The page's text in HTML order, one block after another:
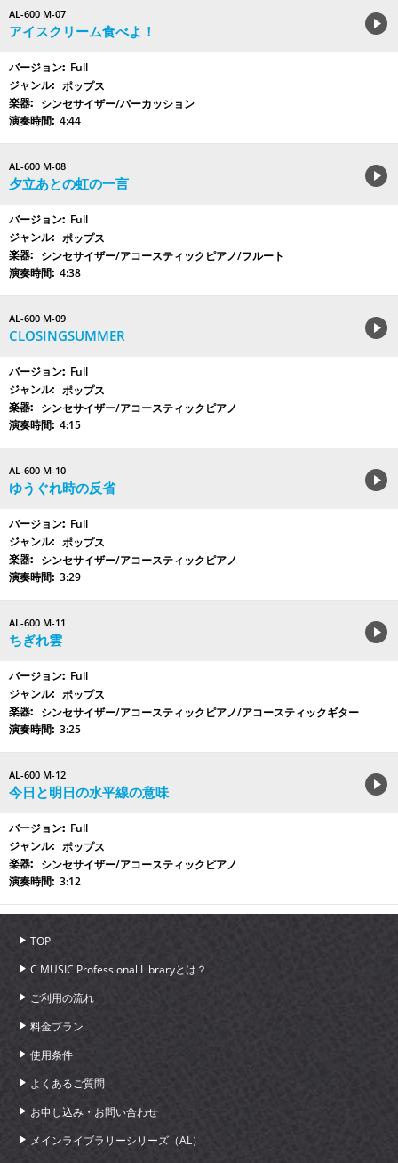
AL-600 M-07
アイスクリーム食べよ！
Full
ポップス
シンセサイザー/パーカッション
4:44
AL-600 M-08
夕立あとの虹の一言
Full
ポップス
シンセサイザー/アコースティックピアノ/フルート
4:38
AL-600 M-09
CLOSINGSUMMER
Full
ポップス
シンセサイザー/アコースティックピアノ
4:15
AL-600 M-10
ゆうぐれ時の反省
Full
ポップス
シンセサイザー/アコースティックピアノ
3:29
AL-600 M-11
ちぎれ雲
Full
ポップス
シンセサイザー/アコースティックピアノ/アコースティックギター
3:25
AL-600 M-12
今日と明日の水平線の意味
Full
ポップス
シンセサイザー/アコースティックピアノ
3:12
TOP
C MUSIC Professional Libraryとは？
ご利用の流れ
料金プラン
使用条件
よくあるご質問
お申し込み・お問い合わせ
メインライブラリーシリーズ（AL）